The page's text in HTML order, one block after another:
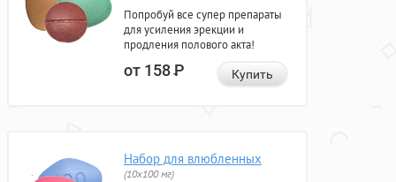
Попробуй все супер препараты
для усиления эрекции и
продления полового акта!
от 158Р Купить
Набор для влюбленных
(10х100 мг)